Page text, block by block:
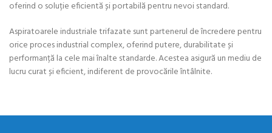
oferind o soluție eficientă și portabilă pentru nevoi standard.
Aspiratoarele industriale trifazate sunt partenerul de încredere pentru
orice proces industrial complex, oferind putere, durabilitate și
performanță la cele mai înalte standarde. Acestea asigură un mediu de
lucru curat și eficient, indiferent de provocările întâlnite.